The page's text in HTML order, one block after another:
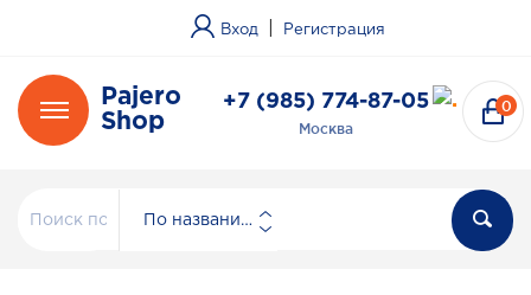
Вход Регистрация
Pajero
Shop
+7 (985) 774-87-05
Москва
0
По названию